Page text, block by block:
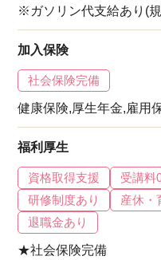
※ガソリン代支給あり(
加入保険
社会保険完備
健康保険,厚生年金,雇用
福利厚生
資格取得支援 受講料
研修制度あり
産休・
退職金あり
★社会保険完備